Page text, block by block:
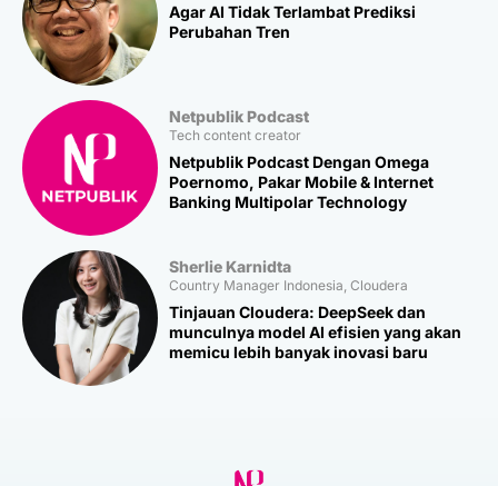
Agar AI Tidak Terlambat Prediksi
Perubahan Tren
Netpublik Podcast
Tech content creator
Netpublik Podcast Dengan Omega
Poernomo, Pakar Mobile & Internet
Banking Multipolar Technology
Sherlie Karnidta
Country Manager Indonesia, Cloudera
Tinjauan Cloudera: DeepSeek dan
munculnya model AI efisien yang akan
memicu lebih banyak inovasi baru